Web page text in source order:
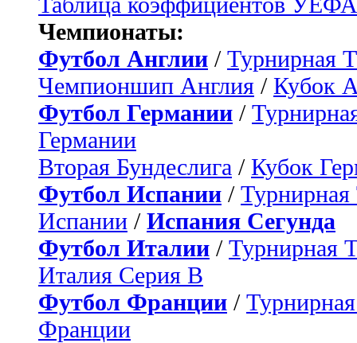
Чемпионаты:
Футбол Англии / Турнирная
Чемпионшип Англия / Кубок
Футбол Германии /
Германии
Вторая Бундеслига / Кубок
Футбол Испании / Турнирная
Испании / Испания Сегунда
Футбол Италии / Турнирная
Италия Серия B
Футбол Франции /
Франции